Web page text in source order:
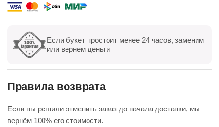
доставка. Огромное спасибо за настроение
Показать все Оставить отзыв
Если букет простоит менее 24 часов, заменим
или вернем деньги
Правила возврата
Если вы решили отменить заказ до начала доставки, мы
вернём 100% его стоимости.